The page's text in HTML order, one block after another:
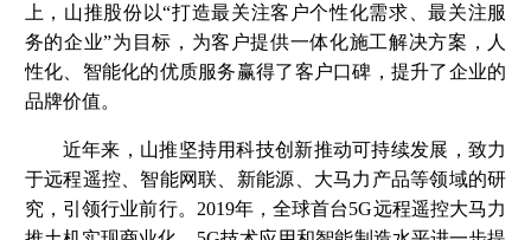
上，山推股份以“打造最关注客户个性化需求、最关注服
务的企业”为目标，为客户提供一体化施工解决方案，人
性化、智能化的优质服务赢得了客户口碑，提升了企业的
品牌价值。
近年来，山推坚持用科技创新推动可持续发展，致力
于远程遥控、智能网联、新能源、大马力产品等领域的研
究，引领行业前行。2019年，全球首台5G远程遥控大马力